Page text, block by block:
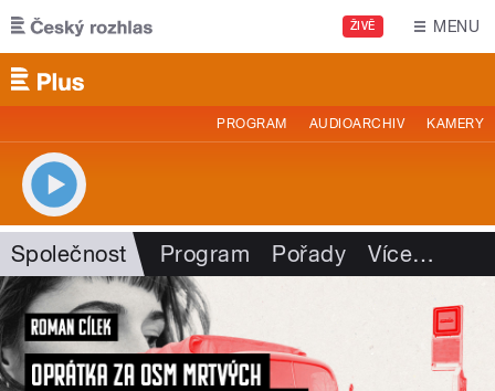
Přejít k hlavnímu obsahu
ŽIVĚ MENU
PROGRAM AUDIOARCHIV KAMERY
Společnost Program Pořady Více…